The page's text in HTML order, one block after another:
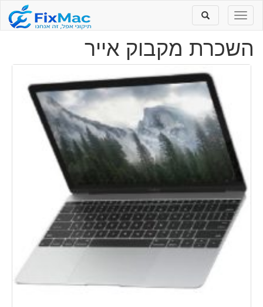
Toggle
navigation
Toggle
search
השכרת מקבוק אייר